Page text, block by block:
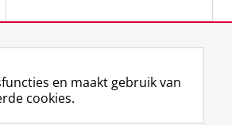
17 augustus 2020 09:47
en maakt gebruik van
cookies.